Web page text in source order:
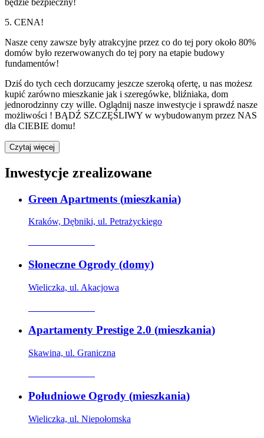
5. CENA!
Nasze ceny zawsze były atrakcyjne przez co do tej pory około 80%
domów było rezerwowanych do tej pory na etapie budowy
fundamentów!
Dziś do tych cech dorzucamy jeszcze szeroką ofertę, u nas możesz
kupić zarówno mieszkanie jak i szeregówke, bliźniaka, dom
jednorodzinny czy wille. Oglądnij nasze inwestycje i sprawdź nasze
możliwości ! BĄDŹ SZCZĘŚLIWY w wybudowanym przez NAS
dla CIEBIE domu!
Czytaj więcej
Inwestycje zrealizowane
Green Apartments (mieszkania)
Kraków, Dębniki, ul. Petrażyckiego
Słoneczne Ogrody (domy)
Wieliczka, ul. Akacjowa
Apartamenty Prestige 2.0 (mieszkania)
Skawina, ul. Graniczna
Południowe Ogrody (mieszkania)
Wieliczka, ul. Niepołomska